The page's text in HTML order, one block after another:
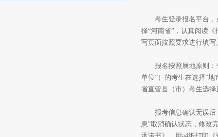
考生登录报名平台，点
择“河南省”，认真阅读
写页面按照要求进行填写
报名按照属地原则：省
单位”）的考生在选择“
省直管县（市）考生选
报考信息确认无误后，
息”取消确认状态，修改